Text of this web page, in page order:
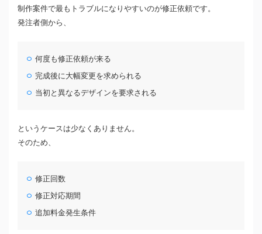
制作案件で最もトラブルになりやすいのが修正依頼です。
発注者側から、
何度も修正依頼が来る
完成後に大幅変更を求められる
当初と異なるデザインを要求される
というケースは少なくありません。
そのため、
修正回数
修正対応期間
追加料金発生条件